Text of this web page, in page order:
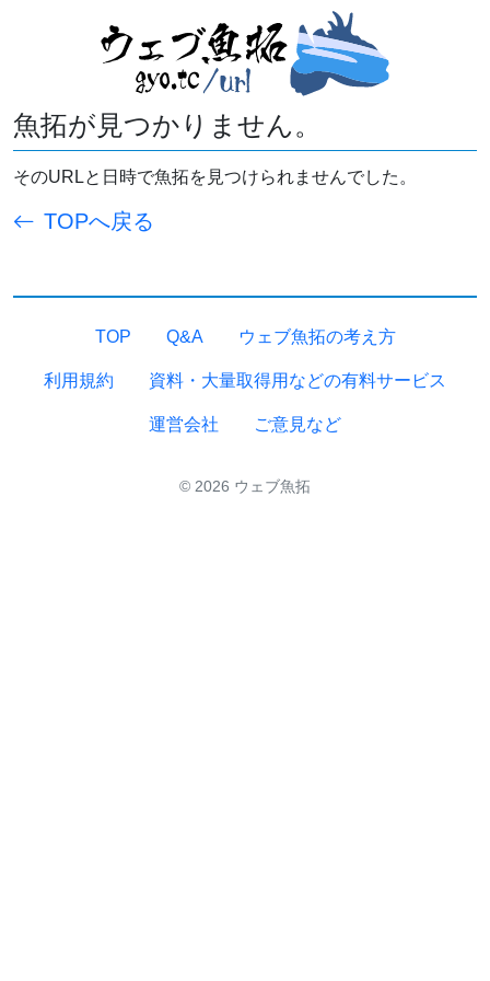
魚拓が見つかりません。
そのURLと日時で魚拓を見つけられませんでした。
TOPへ戻る
TOP Q&A ウェブ魚拓の考え方
利用規約 資料・大量取得用などの有料サービス
運営会社 ご意見など
© 2026 ウェブ魚拓